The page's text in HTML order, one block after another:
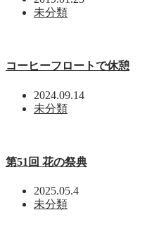
未分類
コーヒーフロートで休憩
2024.09.14
未分類
第51回 花の祭典
2025.05.4
未分類